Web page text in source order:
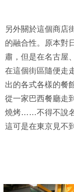
另外關於這個商店
的融合性。原本對
肅，但是在名古屋
在這個街區隨便走
出的各式各樣的餐
從一家巴西餐廳走
燒烤……不得不說名
這可是在東京見不